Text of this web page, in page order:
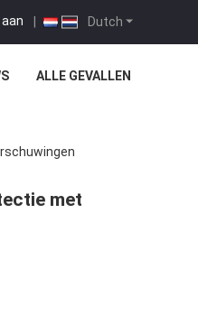
Dutch
|
ALLE GEVALLEN
met